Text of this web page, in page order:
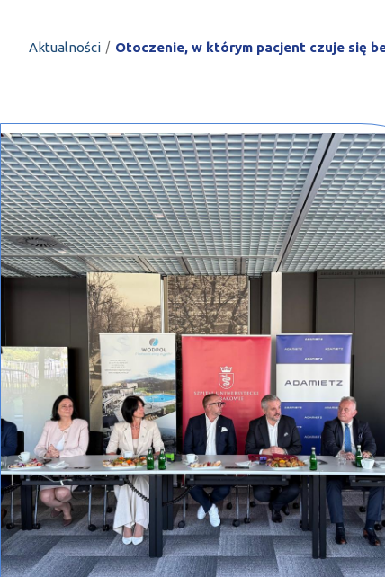
Aktualności / Otoczenie, w którym pacjent czuje się